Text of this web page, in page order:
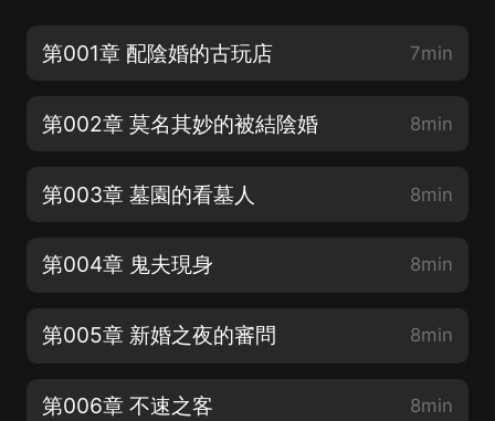
第001章 配陰婚的古玩店 7min
第002章 莫名其妙的被結陰婚 8min
第003章 墓園的看墓人 8min
第004章 鬼夫現身 8min
第005章 新婚之夜的審問 8min
第006章 不速之客 8min